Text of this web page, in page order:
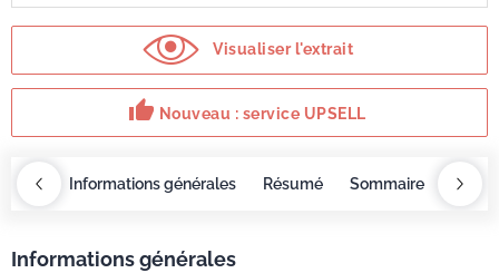
Visualiser l'extrait
thumb_up Nouveau : service UPSELL
Informations générales Résumé Sommaire
Informations générales